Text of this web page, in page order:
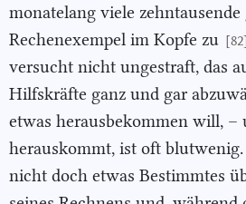
monatelang viele
Rechenexempel im Kopfe zu [82]
versucht nicht ungestraft, das
Hilfskräfte ganz und gar
etwas herausbekommen will,
herauskommt, ist oft
nicht doch etwas Bestimmtes